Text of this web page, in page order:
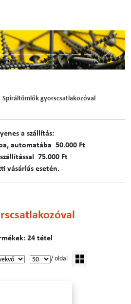
Spiráltömlők gyorscsatlakozóval
a szállítás:
automatába 50.000 Ft
75.000 Ft
vásárlás esetén.
24 tétel
/ oldal